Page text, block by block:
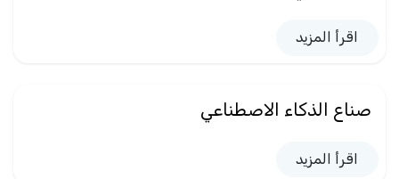
اقرأ المزيد
صناع الذكاء الاصطناعي
اقرأ المزيد